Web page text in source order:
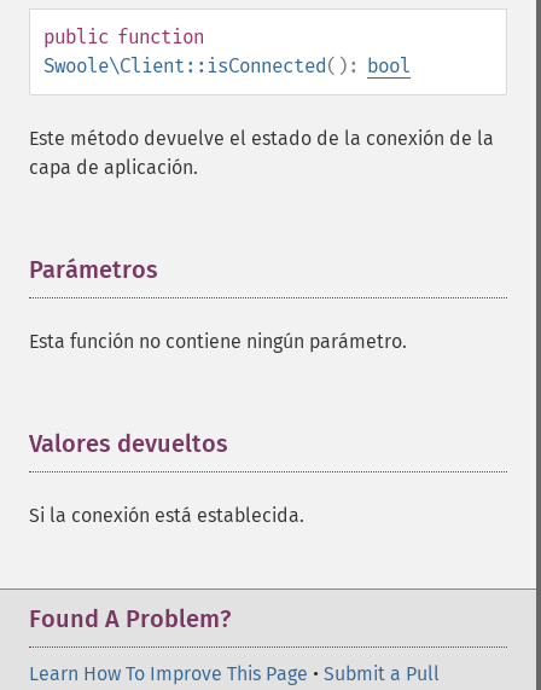
public function
Swoole\Client::isConnected(): bool
Este método devuelve el estado de la conexión de la
capa de aplicación.
Parámetros
Esta función no contiene ningún parámetro.
Valores devueltos
Si la conexión está establecida.
Found A Problem?
Learn How To Improve This Page • Submit a Pull